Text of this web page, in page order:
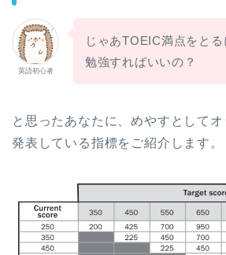
英語初心者
じゃあTOEIC満点をと
勉強すればいいの？
と思ったあなたに、めやすとして
発表している指標をご紹介します。